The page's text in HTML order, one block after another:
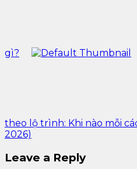
gì?
theo lộ trình: Khi nào mỗi
2026)
Leave a Reply